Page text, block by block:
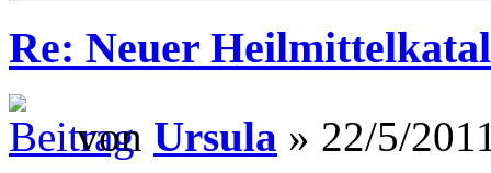
Re: Neuer
von Ursula » 22/5/